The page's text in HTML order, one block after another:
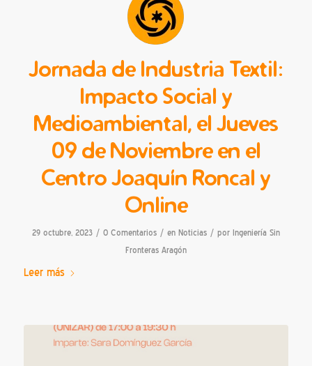
Jornada de Industria Textil:
Impacto Social y
Medioambiental, el Jueves
09 de Noviembre en el
Centro Joaquín Roncal y
Online
29 octubre, 2023 / 0 Comentarios / en Noticias / por Ingeniería Sin
Fronteras Aragón
Leer más